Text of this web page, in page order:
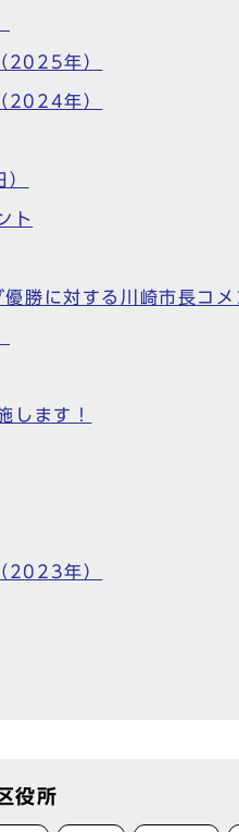
2025年）
2024年）
ト
勝に対する川崎市長コメ
します！
2023年）
役所